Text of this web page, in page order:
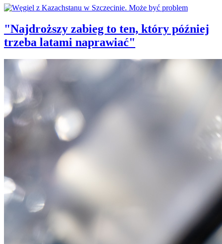
"Najdroższy zabieg to ten, który później
trzeba latami naprawiać"